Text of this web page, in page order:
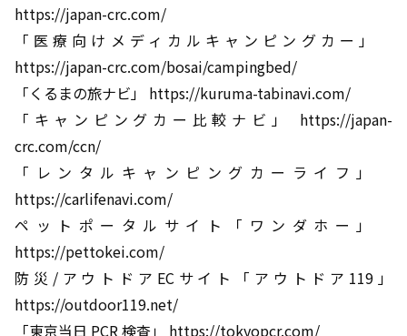
https://japan-crc.com/
「医療向けメディカルキャンピングカー」
https://japan-crc.com/bosai/campingbed/
「くるまの旅ナビ」 https://kuruma-tabinavi.com/
「キャンピングカー比較ナビ」 https://japan-
crc.com/ccn/
「レンタルキャンピングカーライフ」
https://carlifenavi.com/
ペットポータルサイト「ワンダホー」
https://pettokei.com/
防災/アウトドアECサイト「アウトドア119」
https://outdoor119.net/
「東京当日 PCR 検査」 https://tokyopcr.com/